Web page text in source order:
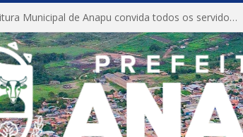
CONVITE A Prefeitura Municipal de Anapu convida todos os servidores públicos municipais para participarem da Audiência Pública de discussão da Lei de Diretrizes Orçamentárias (LDO), importante instrumento de planejamento das ações e investimentos da Administração Pública para o próximo exercício financeiro.